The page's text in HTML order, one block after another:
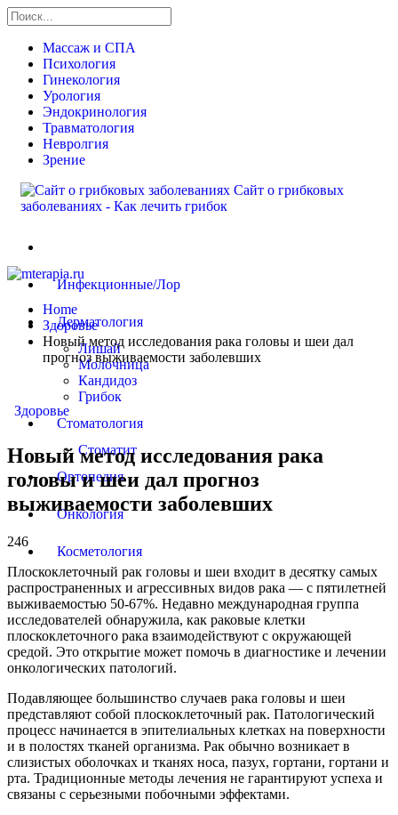
Массаж и СПА
Психология
Гинекология
Урология
Эндокринология
Травматология
Невролгия
Зрение
Сайт о грибковых
заболеваниях - Как лечить грибок
Инфекционные/Лор
Дерматология
Лишай
Молочница
Кандидоз
Грибок
Стоматология
Стоматит
Ортопедия
Онкология
Косметология
Home
Здоровье
Новый метод исследования рака головы и шеи дал
прогноз выживаемости заболевших
Здоровье
Новый метод исследования рака
головы и шеи дал прогноз
выживаемости заболевших
246
Плоскоклеточный рак головы и шеи входит в десятку самых
распространенных и агрессивных видов рака — с пятилетней
выживаемостью 50-67%. Недавно международная группа
исследователей обнаружила, как раковые клетки
плоскоклеточного рака взаимодействуют с окружающей
средой. Это открытие может помочь в диагностике и лечении
онкологических патологий.
Подавляющее большинство случаев рака головы и шеи
представляют собой плоскоклеточный рак. Патологический
процесс начинается в эпителиальных клетках на поверхности
и в полостях тканей организма. Рак обычно возникает в
слизистых оболочках и тканях носа, пазух, гортани, гортани и
рта. Традиционные методы лечения не гарантируют успеха и
связаны с серьезными побочными эффектами.